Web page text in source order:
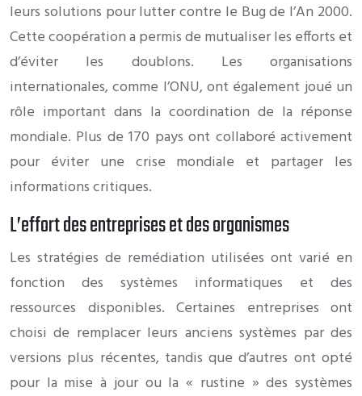
leurs solutions pour lutter contre le Bug de l’An 2000.
Cette coopération a permis de mutualiser les efforts et
d’éviter les doublons. Les organisations
internationales, comme l’ONU, ont également joué un
rôle important dans la coordination de la réponse
mondiale. Plus de 170 pays ont collaboré activement
pour éviter une crise mondiale et partager les
informations critiques.
L’effort des entreprises et des organismes
Les stratégies de remédiation utilisées ont varié en
fonction des systèmes informatiques et des
ressources disponibles. Certaines entreprises ont
choisi de remplacer leurs anciens systèmes par des
versions plus récentes, tandis que d’autres ont opté
pour la mise à jour ou la « rustine » des systèmes